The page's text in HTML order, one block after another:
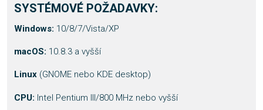
SYSTÉMOVÉ POŽADAVKY:
Windows: 10/8/7/Vista/XP
macOS: 10.8.3 a vyšší
Linux (GNOME nebo KDE desktop)
CPU: Intel Pentium III/800 MHz nebo vyšší